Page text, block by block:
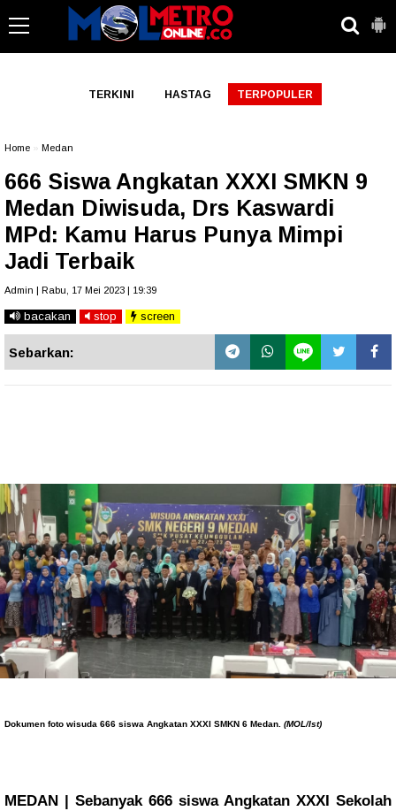
TERKINI HASTAG TERPOPULER
Home Medan
666 Siswa Angkatan XXXI SMKN 9
Medan Diwisuda, Drs Kaswardi
MPd: Kamu Harus Punya Mimpi
Jadi Terbaik
Admin | Rabu, 17 Mei 2023 | 19:39
bacakan stop screen
Sebarkan:
Dokumen foto wisuda 666 siswa Angkatan XXXI SMKN 6 Medan. (MOL/Ist)
MEDAN | Sebanyak 666 siswa Angkatan XXXI Sekolah